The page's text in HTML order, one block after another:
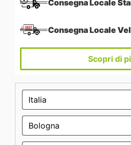
Consegna Locale
Consegna Locale
Scopri di